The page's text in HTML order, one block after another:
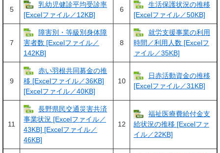
5
乳幼児健診平均受診率
[Excelファイル／12KB]
6
生活保護状況の推移
[Excelファイル／50KB]
7
障害別・等級別身体障
害者数 [Excelファイル／
142KB]
8
就労支援事業の利用
時間／利用人数 [Excelフ
ァイル／35KB]
9
赤い羽根共同募金の推
移 [Excelファイル／36KB]
[Excelファイル／40KB]
10
日赤活動資金の推移
[Excelファイル／31KB]
11
長野県民交通災害共済
事業状況 [Excelファイル／
43KB] [Excelファイル／
46KB]
12
福祉医療費給付金支
給状況の推移 [Excelファ
イル／22KB]